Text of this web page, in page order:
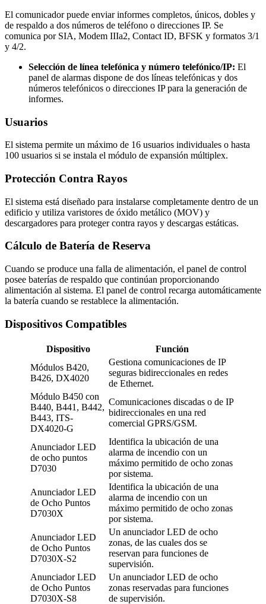
El comunicador puede enviar informes completos, únicos, dobles y
de respaldo a dos números de teléfono o direcciones IP. Se
comunica por SIA, Modem IIIa2, Contact ID, BFSK y formatos 3/1
y 4/2.
Selección de línea telefónica y número telefónico/IP: El
panel de alarmas dispone de dos líneas telefónicas y dos
números telefónicos o direcciones IP para la generación de
informes.
Usuarios
El sistema permite un máximo de 16 usuarios individuales o hasta
100 usuarios si se instala el módulo de expansión múltiplex.
Protección Contra Rayos
El sistema está diseñado para instalarse completamente dentro de un
edificio y utiliza varistores de óxido metálico (MOV) y
descargadores para proteger contra rayos y descargas estáticas.
Cálculo de Batería de Reserva
Cuando se produce una falla de alimentación, el panel de control
posee baterías de respaldo que continúan proporcionando
alimentación al sistema. El panel de control recarga automáticamente
la batería cuando se restablece la alimentación.
Dispositivos Compatibles
Dispositivo
Función
Módulos B420,
B426, DX4020
Gestiona comunicaciones de IP
seguras bidireccionales en redes
de Ethernet.
Módulo B450 con
B440, B441, B442,
B443, ITS-
DX4020-G
Comunicaciones discadas o de IP
bidireccionales en una red
comercial GPRS/GSM.
Anunciador LED
de ocho puntos
D7030
Identifica la ubicación de una
alarma de incendio con un
máximo permitido de ocho zonas
por sistema.
Anunciador LED
de Ocho Puntos
D7030X
Identifica la ubicación de una
alarma de incendio con un
máximo permitido de ocho zonas
por sistema.
Anunciador LED
de Ocho Puntos
D7030X-S2
Un anunciador LED de ocho
zonas, de las cuales dos se
reservan para funciones de
supervisión.
Anunciador LED
de Ocho Puntos
D7030X-S8
Un anunciador LED de ocho
zonas reservadas para funciones
de supervisión.